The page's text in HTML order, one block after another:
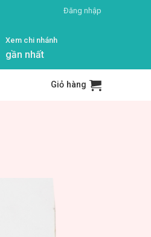
Đăng nhập
Xem chi nhánh
gần nhất
Giỏ hàng